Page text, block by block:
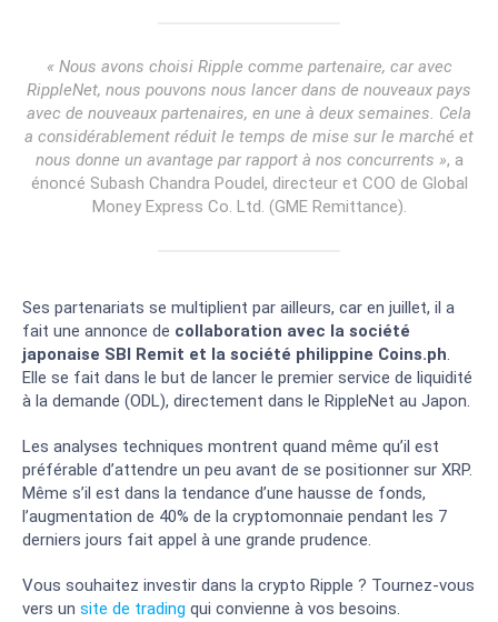
« Nous avons choisi Ripple comme partenaire, car avec
RippleNet, nous pouvons nous lancer dans de nouveaux pays
avec de nouveaux partenaires, en une à deux semaines. Cela
a considérablement réduit le temps de mise sur le marché et
nous donne un avantage par rapport à nos concurrents », a
énoncé Subash Chandra Poudel, directeur et COO de Global
Money Express Co. Ltd. (GME Remittance).
Ses partenariats se multiplient par ailleurs, car en juillet, il a
fait une annonce de collaboration avec la société
japonaise SBI Remit et la société philippine Coins.ph.
Elle se fait dans le but de lancer le premier service de liquidité
à la demande (ODL), directement dans le RippleNet au Japon.
Les analyses techniques montrent quand même qu’il est
préférable d’attendre un peu avant de se positionner sur XRP.
Même s’il est dans la tendance d’une hausse de fonds,
l’augmentation de 40% de la cryptomonnaie pendant les 7
derniers jours fait appel à une grande prudence.
Vous souhaitez investir dans la crypto Ripple ? Tournez-vous
vers un site de trading qui convienne à vos besoins.